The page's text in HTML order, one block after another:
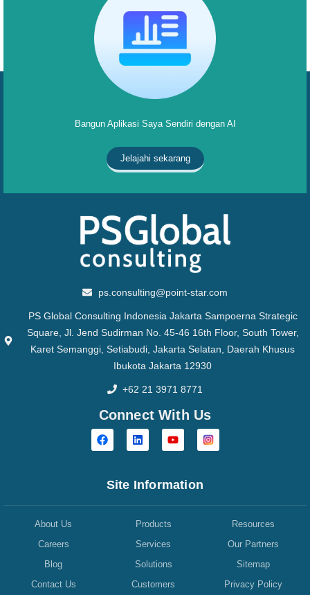
Bangun Aplikasi Saya Sendiri dengan AI
Jelajahi sekarang
ps.consulting@point-star.com
PS Global Consulting Indonesia Jakarta Sampoerna Strategic
Square, Jl. Jend Sudirman No. 45-46 16th Floor, South Tower,
Karet Semanggi, Setiabudi, Jakarta Selatan, Daerah Khusus
Ibukota Jakarta 12930
+62 21 3971 8771
Connect With Us
Site Information
About Us
Careers
Blog
Contact Us
Products
Services
Solutions
Customers
Resources
Our Partners
Sitemap
Privacy Policy